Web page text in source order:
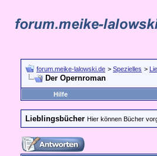
forum.meike-lalowski.de > Spezielles >
Der Opernroman
Hilfe
Lieblingsbücher Hier können Bücher